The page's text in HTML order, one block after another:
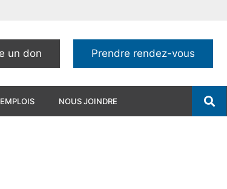
un don Prendre rendez-vous
EMPLOIS NOUS JOINDRE